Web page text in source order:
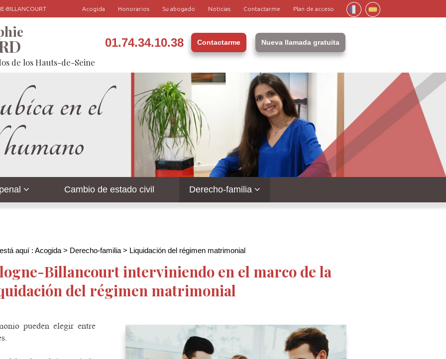
BILLANCOURT Acogida Honorarios Su abogado Noticias Contactarme Plan de acceso
de los Hauts-de-Seine
01.74.34.10.38 Contactarme Nueva llamada gratuita
en el
Cambio de estado civil Derecho-familia
aquí : Acogida> Derecho-familia> Liquidación del régimen matrimonial
Billancourt interviniendo en el marco de la
del régimen matrimonial
pueden elegir entre